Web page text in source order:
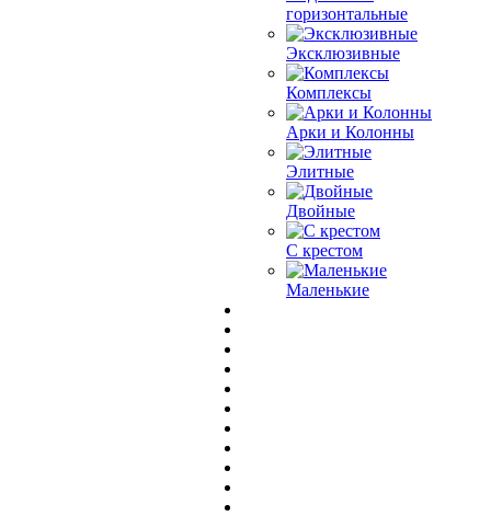
горизонтальные
Эксклюзивные
Комплексы
Арки и Колонны
Элитные
Двойные
С крестом
Маленькие